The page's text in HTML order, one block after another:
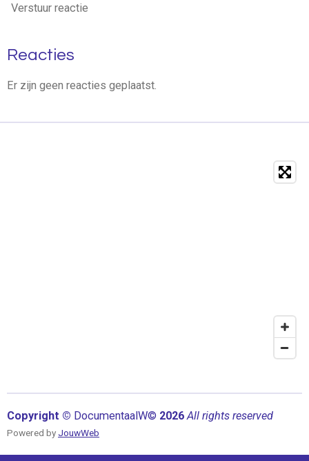
Verstuur reactie
Reacties
Er zijn geen reacties geplaatst.
Copyright © DocumentaalW© 2026All rights reserved
Powered by JouwWeb